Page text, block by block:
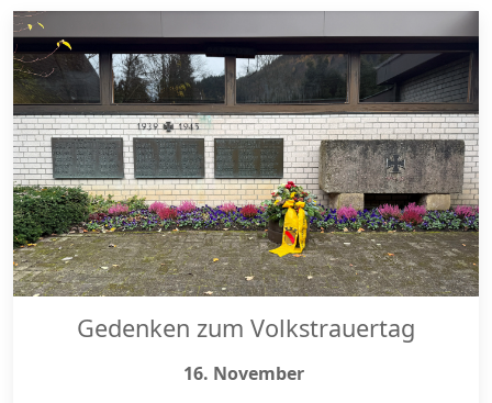
Gedenken zum Volkstrauertag
16. November